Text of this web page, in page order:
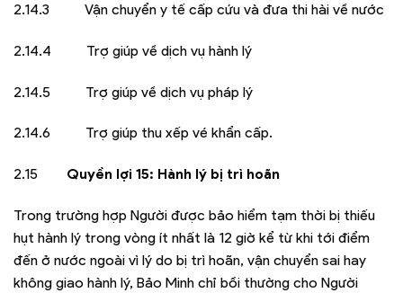
2.14.3 Vận chuyển y tế cấp cứu và đưa thi hài về nước
2.14.4 Trợ giúp về dịch vụ hành lý
2.14.5 Trợ giúp về dịch vụ pháp lý
2.14.6 Trợ giúp thu xếp vé khẩn cấp.
2.15 Quyền lợi 15: Hành lý bị trì hoãn
Trong trường hợp Người được bảo hiểm tạm thời bị thiếu
hụt hành lý trong vòng ít nhất là 12 giờ kể từ khi tới điểm
đến ở nước ngoài vì lý do bị trì hoãn, vận chuyển sai hay
không giao hành lý, Bảo Minh chỉ bồi thường cho Người